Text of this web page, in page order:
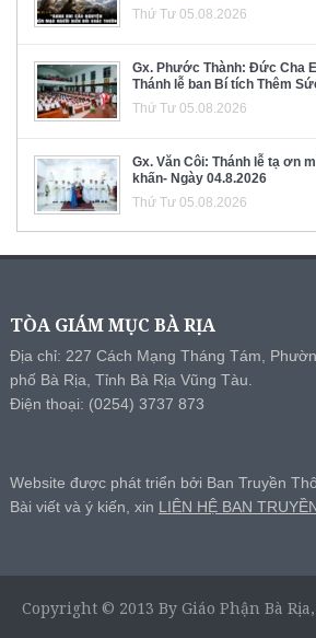
Thứ Tư 05.08.2026
Gx. Phước Thành: Đức Cha
Thánh lễ ban Bí tích Thêm
Thứ Tư 05.08.2026
Gx. Văn Côi: Thánh lễ tạ ơn
khấn- Ngày 04.8.2026
Thứ Tư 05.08.2026
TÒA GIÁM MỤC BÀ RỊA
Địa chỉ: 227 Cách Mạng Tháng Tám,
phố Bà Rịa, Tỉnh Bà Rịa Vũng Tàu.
Điện thoại: (0254) 3737 873
Website được phát triển bởi Ban Truyền
Bài viết và ý kiến, xin LIÊN HỆ BAN
Copyright © 2013 By Giáo Phận Bà